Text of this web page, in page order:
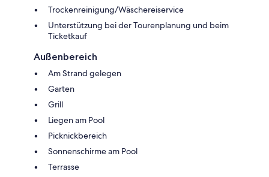
Trockenreinigung/Wäschereiservice
Unterstützung bei der Tourenplanung und beim
Ticketkauf
Außenbereich
Am Strand gelegen
Garten
Grill
Liegen am Pool
Picknickbereich
Sonnenschirme am Pool
Terrasse